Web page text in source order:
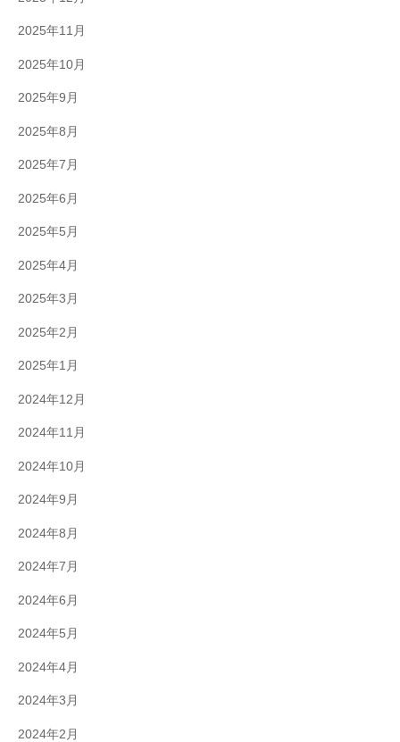
2025年11月
2025年10月
2025年9月
2025年8月
2025年7月
2025年6月
2025年5月
2025年4月
2025年3月
2025年2月
2025年1月
2024年12月
2024年11月
2024年10月
2024年9月
2024年8月
2024年7月
2024年6月
2024年5月
2024年4月
2024年3月
2024年2月